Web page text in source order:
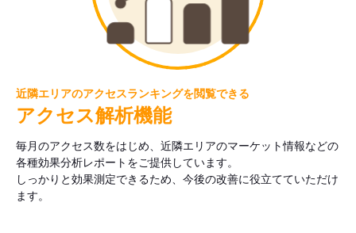
近隣エリアのアクセスランキングを閲覧できる
アクセス解析機能
毎月のアクセス数をはじめ、近隣エリアのマーケット情報などの
各種効果分析レポートをご提供しています。
しっかりと効果測定できるため、今後の改善に役立てていただけ
ます。